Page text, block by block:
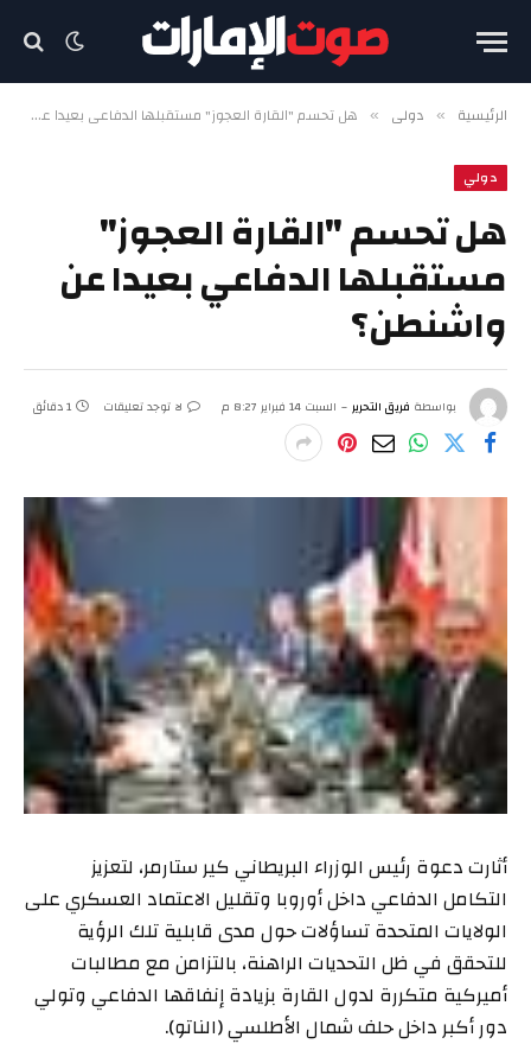
الرئيسية » دولي » هل تحسم "القارة العجوز" مستقبلها الدفاعي بعيدا عن واشنطن؟
دولي
هل تحسم "القارة العجوز"
مستقبلها الدفاعي بعيدا عن
واشنطن؟
بواسطة فريق التحرير السبت 14 فبراير 8:27 م لا توجد تعليقات 1 دقائق
أثارت دعوة رئيس الوزراء البريطاني كير ستارمر، لتعزيز
التكامل الدفاعي داخل أوروبا وتقليل الاعتماد العسكري على
الولايات المتحدة تساؤلات حول مدى قابلية تلك الرؤية
للتحقق في ظل التحديات الراهنة، بالتزامن مع مطالبات
أميركية متكررة لدول القارة بزيادة إنفاقها الدفاعي وتولي
دور أكبر داخل حلف شمال الأطلسي (الناتو).